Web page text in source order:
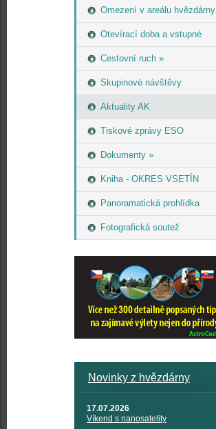
Omezení v areálu hvězdárny
Otevírací doba a vstupné
Cestovní ruch »
Skupinové návštěvy
Aktuality AK
Tiskové zprávy ESO
Dokumenty »
Kniha - OKRES VSETÍN
Panoramatická prohlídka
Fotografická soutež
Novinky z hvězdárny
17.07.2026
Víkend s nanosatelity